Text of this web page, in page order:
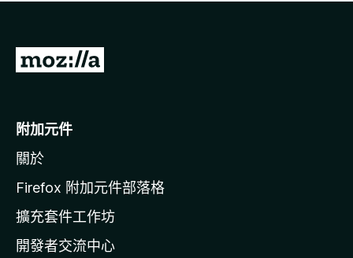
有
前
o
i
l
a
官
附加元件
關於
Firefox 附加元件部落格
擴充套件工作坊
開發者交流中心